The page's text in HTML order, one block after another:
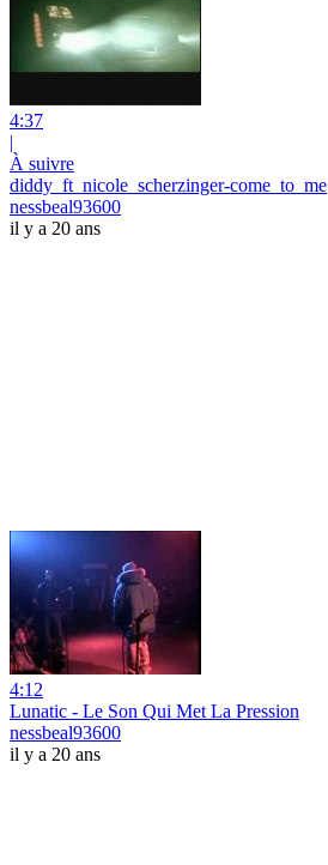
4:37
|
À suivre
diddy_ft_nicole_scherzinger-come_to_me
nessbeal93600
il y a 20 ans
4:12
Lunatic - Le Son Qui Met La Pression
nessbeal93600
il y a 20 ans